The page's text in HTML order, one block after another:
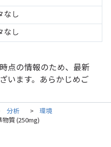
なし
なし
点の情報のため、最新
います。あらかじめご
分析 > 環境
質 (250mg)